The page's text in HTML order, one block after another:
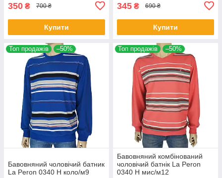
350 ₴ 700 ₴
Купити
345 ₴ 690 ₴
Купити
Топ продажів –50%
Бавовняний чоловічий батник
La Peron 0340 H коло/м9
Топ продажів –50%
Бавовняний комбінований
чоловічий батнік La Peron
0340 H мис/м12